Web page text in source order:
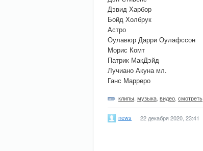
Дэвид Харбор
Бойд Холбрук
Астро
Оулавюр Дарри Оулафссон
Морис Комт
Патрик МакДэйд
Лучиано Акуна мл.
Ганс Марреро
клипы музыка видео смотреть
news 22 декабря 2020, 23:41